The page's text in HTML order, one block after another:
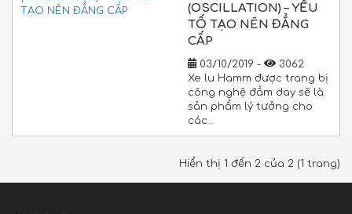
(OSCILLATION) – YẾU
TỐ TẠO NÊN ĐẲNG
CẤP
03/10/2019 -
3062
Xe lu Hamm được trang bị
công nghệ đầm day sẽ là
sản phẩm lý tưởng cho
các…
Hiển thị 1 đến 2 của 2 (1 trang)